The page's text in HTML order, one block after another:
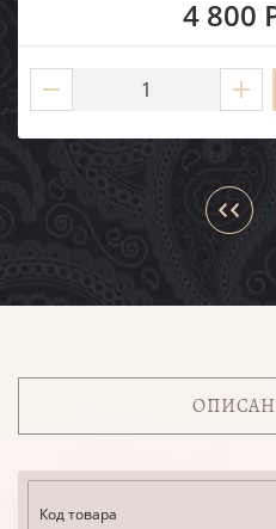
4 800
Код товара